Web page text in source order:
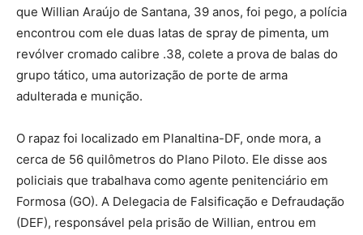
que Willian Araújo de Santana, 39 anos, foi pego, a polícia
encontrou com ele duas latas de spray de pimenta, um
revólver cromado calibre .38, colete a prova de balas do
grupo tático, uma autorização de porte de arma
adulterada e munição.
O rapaz foi localizado em Planaltina-DF, onde mora, a
cerca de 56 quilômetros do Plano Piloto. Ele disse aos
policiais que trabalhava como agente penitenciário em
Formosa (GO). A Delegacia de Falsificação e Defraudação
(DEF), responsável pela prisão de Willian, entrou em